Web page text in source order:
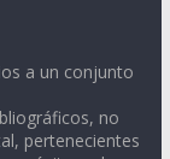
a un conjunto
no
pertenecientes